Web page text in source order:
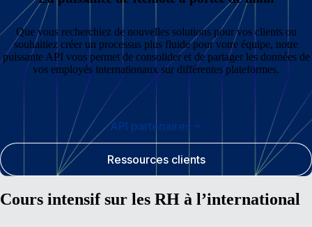
Que vous recherchiez de nouvelles solutions pour vos clients ou
souhaitiez créer un processus plus fluide pour votre équipe, notre
puissante API vous permet de consolider et de partager les données de
vos employés internationaux sur différentes plateformes.
API partenaires
Ressources clients
Cours intensif sur les RH à l’international